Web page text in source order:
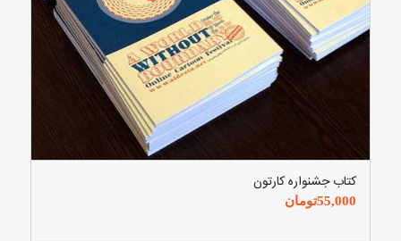
کتاب جشنواره کارتون
55,000تومان